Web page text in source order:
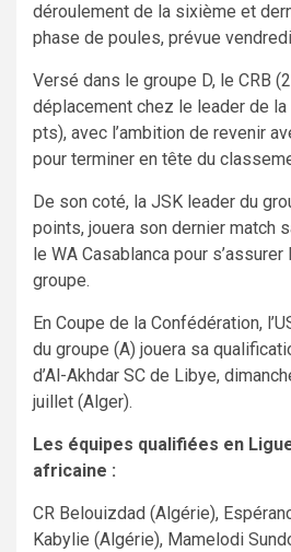
déroulement de la sixième et
phase de poules, prévue
Versé dans le groupe D, le CRB
déplacement chez le leader de la
pts), avec l’ambition de revenir
pour terminer en tête du
De son coté, la JSK leader du
points, jouera son dernier match
le WA Casablanca pour
groupe.
En Coupe de la Confédération,
du groupe (A) jouera sa
d’Al-Akhdar SC de Libye,
juillet (Alger).
Les équipes qualifiées en
africaine :
CR Belouizdad (Algérie),
Kabylie (Algérie), Mamelodi